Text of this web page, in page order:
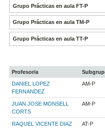
Grupo Prácticas en aula FT-P
Grupo Prácticas en aula TM-P
Grupo Prácticas en aula TT-P
Profesor/a
DANIEL LOPEZ
FERNANDEZ
AM-P
JUAN JOSE MONSELL
CORTS
AM-P
RAQUEL VICENTE DIAZ AT-P